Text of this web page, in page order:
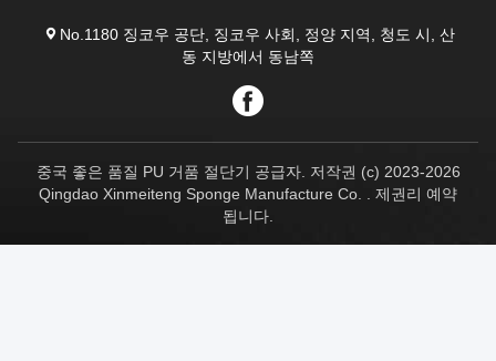
No.1180 징코우 공단, 징코우 사회, 정양 지역, 청도 시, 산
동 지방에서 동남쪽
중국 좋은 품질 PU 거품 절단기 공급자. 저작권 (c) 2023-2026
Qingdao Xinmeiteng Sponge Manufacture Co. . 제권리 예약
됩니다.